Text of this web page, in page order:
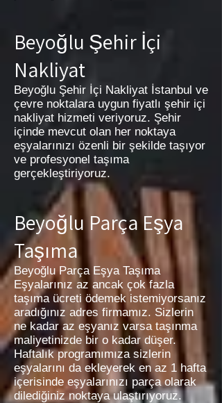
Beyoğlu Şehir İçi
Nakliyat
Beyoğlu Şehir İçi Nakliyat İstanbul ve
çevre noktalara uygun fiyatlı şehir içi
nakliyat hizmeti veriyoruz. Şehir
içinde mevcut olan her noktaya
eşyalarınızı özenli bir şekilde taşıyor
ve profesyonel taşıma
gerçekleştiriyoruz.
Beyoğlu Parça Eşya
Taşıma
Beyoğlu Parça Eşya Taşıma
Eşyalarınız az ancak çok fazla
taşıma ücreti ödemek istemiyorsanız
aradığınız adres firmamız. Sizlerin
ne kadar az eşyanız varsa taşınma
maliyetinizde bir o kadar düşer.
Haftalık programımıza sizlerin
eşyalarını da ekleyerek en az 1 hafta
içerisinde eşyalarınızı parça olarak
dilediğiniz noktaya ulaştırıyoruz.